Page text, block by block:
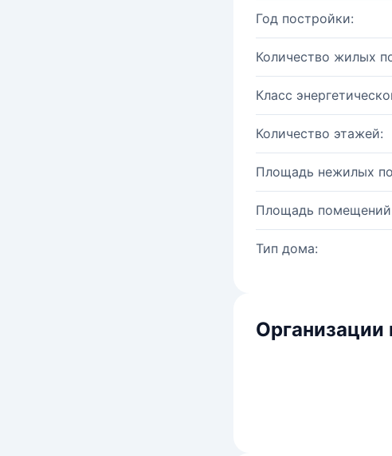
Год постройки:
Количество жилых
Класс
Количество этажей:
Площадь нежилых
Площадь
Тип дома:
Организации